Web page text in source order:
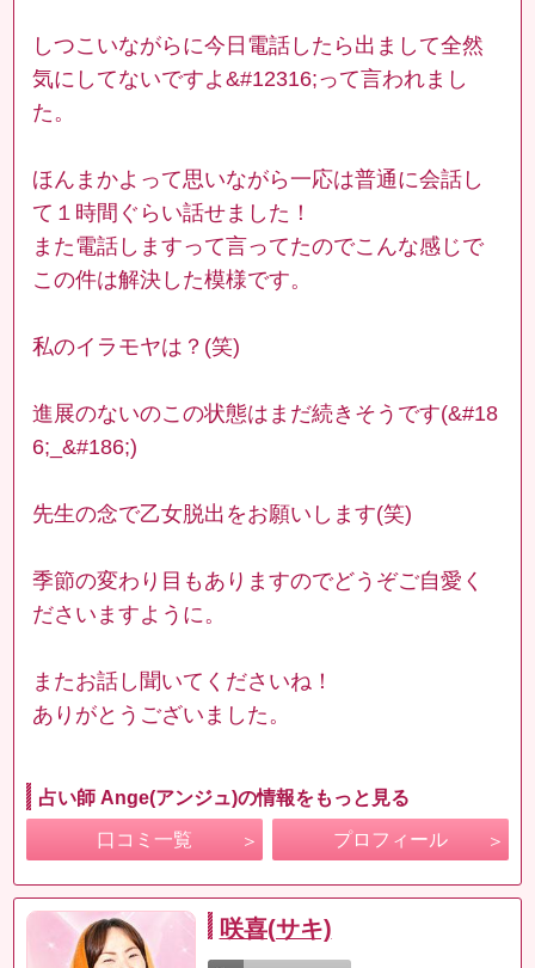
しつこいながらに今日電話したら出まして全然
気にしてないですよ&#12316;って言われまし
た。
ほんまかよって思いながら一応は普通に会話し
て１時間ぐらい話せました！
また電話しますって言ってたのでこんな感じで
この件は解決した模様です。
私のイラモヤは？(笑)
進展のないのこの状態はまだ続きそうです(&#18
6;_&#186;)
先生の念で乙女脱出をお願いします(笑)
季節の変わり目もありますのでどうぞご自愛く
ださいますように。
またお話し聞いてくださいね！
ありがとうございました。
占い師 Ange(アンジュ)の情報をもっと見る
口コミ一覧 プロフィール
咲喜(サキ)